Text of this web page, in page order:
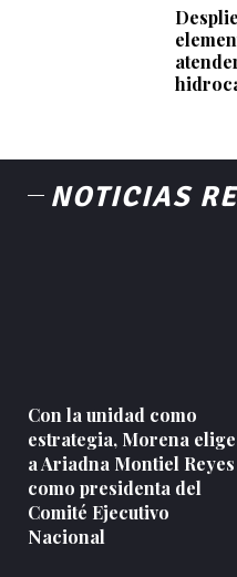
NOTICIAS
Con la unidad como
estrategia, Morena elige
a Ariadna Montiel Reyes
como presidenta del
Comité Ejecutivo
Nacional